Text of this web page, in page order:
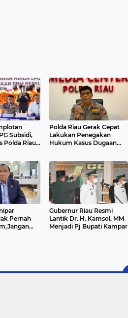
Subsidi,
Polda Riau :
Polda Riau Gerak Cepat
Lakukan Penegakan
Hukum Kasus Dugaan
Polwan
Pernah
Gubernur Riau Resmi
Lantik Dr. H. Kamsol, MM
Menjadi Pj Bupati Kampar